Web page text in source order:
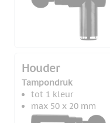
Houder
Tampondruk
tot 1 kleur
max 50 x 20 mm